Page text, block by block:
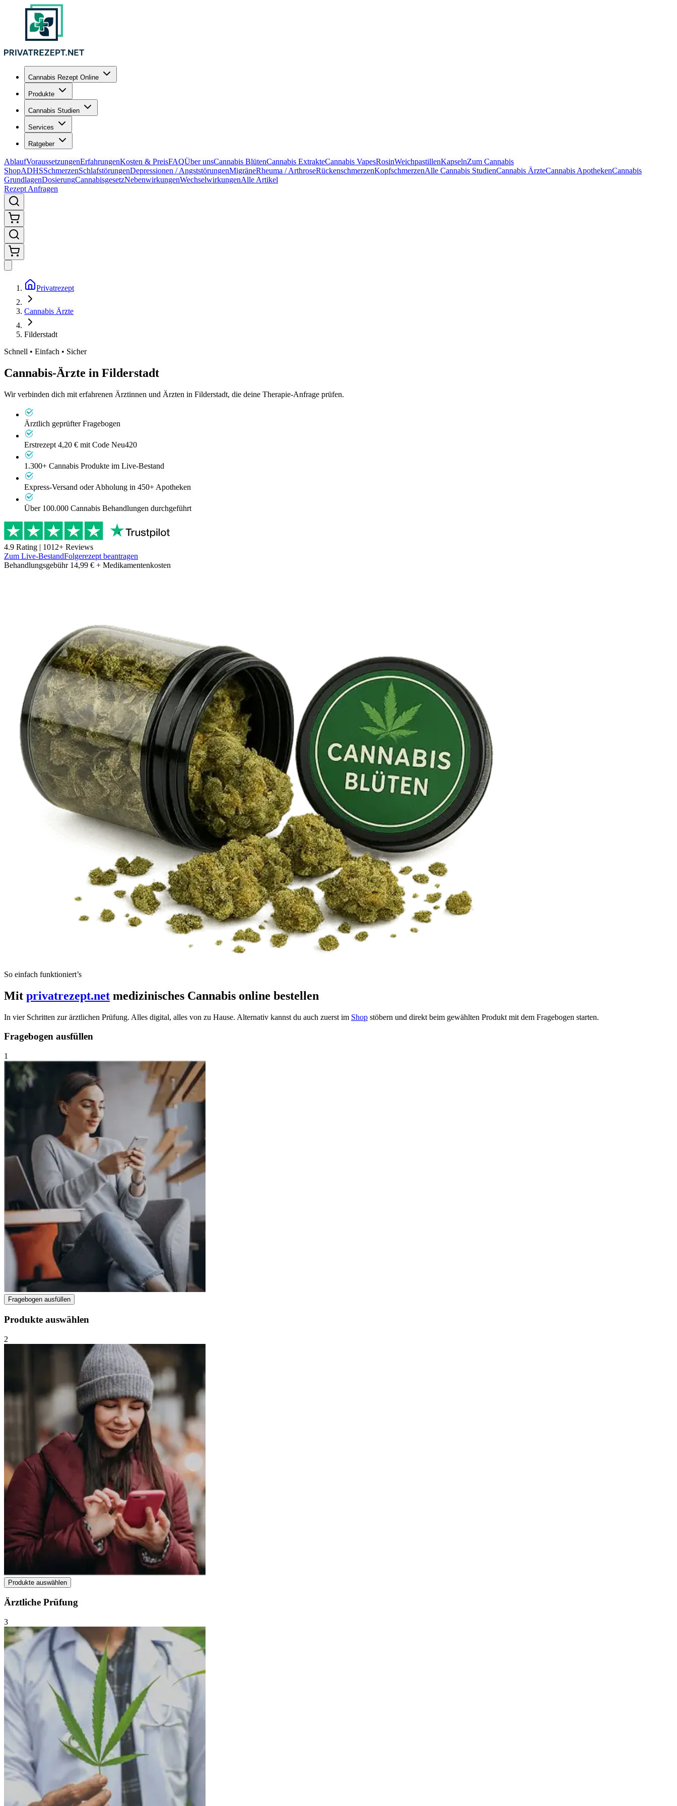
Cannabis Rezept Online
Produkte
Cannabis Studien
Services
Ratgeber
AblaufVoraussetzungenErfahrungenKosten & PreisFAQÜber unsCannabis BlütenCannabis ExtrakteCannabis VapesRosinWeichpastillenKapselnZum Cannabis
ShopADHSSchmerzenSchlafstörungenDepressionen / AngststörungenMigräneRheuma / ArthroseRückenschmerzenKopfschmerzenAlle Cannabis StudienCannabis ÄrzteCannabis ApothekenCannabis
GrundlagenDosierungCannabisgesetzNebenwirkungenWechselwirkungenAlle Artikel
Rezept Anfragen
Privatrezept
Cannabis Ärzte
Filderstadt
Schnell • Einfach • Sicher
Cannabis-Ärzte in Filderstadt
Wir verbinden dich mit erfahrenen Ärztinnen und Ärzten in Filderstadt, die deine Therapie-Anfrage prüfen.
Ärztlich geprüfter Fragebogen
Erstrezept 4,20 € mit Code Neu420
1.300+ Cannabis Produkte im Live-Bestand
Express-Versand oder Abholung in 450+ Apotheken
Über 100.000 Cannabis Behandlungen durchgeführt
4.9 Rating | 1012+ Reviews
Zum Live-BestandFolgerezept beantragen
Behandlungsgebühr 14,99 € + Medikamentenkosten
So einfach funktioniert’s
Mit privatrezept.net medizinisches Cannabis online bestellen
In vier Schritten zur ärztlichen Prüfung. Alles digital, alles von zu Hause. Alternativ kannst du auch zuerst im Shop stöbern und direkt beim gewählten Produkt mit dem Fragebogen starten.
Fragebogen ausfüllen
1
Fragebogen ausfüllen
Produkte auswählen
2
Produkte auswählen
Ärztliche Prüfung
3